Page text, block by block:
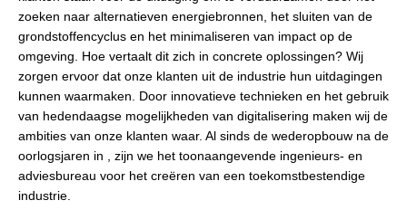
zoeken naar alternatieven energiebronnen, het sluiten van de
grondstoffencyclus en het minimaliseren van impact op de
omgeving. Hoe vertaalt dit zich in concrete oplossingen? Wij
zorgen ervoor dat onze klanten uit de industrie hun uitdagingen
kunnen waarmaken. Door innovatieve technieken en het gebruik
van hedendaagse mogelijkheden van digitalisering maken wij de
ambities van onze klanten waar. Al sinds de wederopbouw na de
oorlogsjaren in , zijn we het toonaangevende ingenieurs- en
adviesbureau voor het creëren van een toekomstbestendige
industrie.